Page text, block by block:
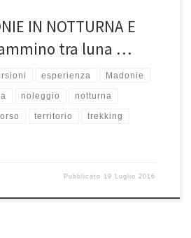
IN NOTTURNA E
tra luna …
esperienza Madonie
noleggio notturna
territorio trekking
Pubblicato 19 Luglio 2016